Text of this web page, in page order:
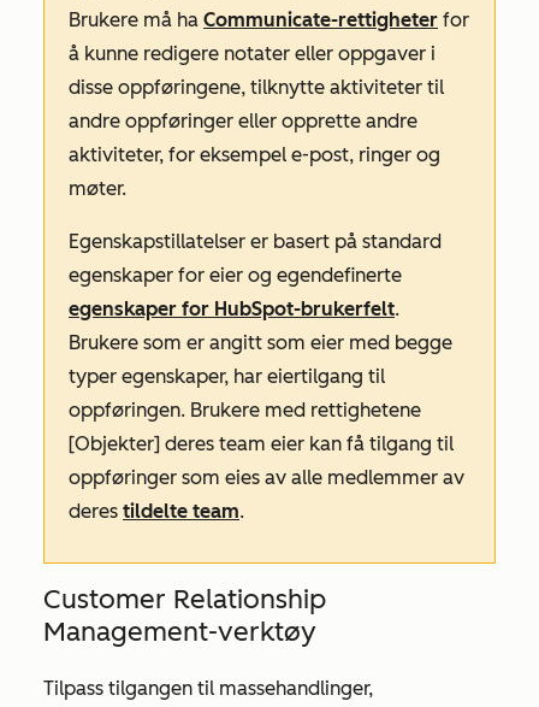
Brukere må ha Communicate-rettigheter for
å kunne redigere notater eller oppgaver i
disse oppføringene, tilknytte aktiviteter til
andre oppføringer eller opprette andre
aktiviteter, for eksempel e-post, ringer og
møter.
Egenskapstillatelser er basert på standard
egenskaper for eier og egendefinerte
egenskaper for HubSpot-brukerfelt.
Brukere som er angitt som eier med begge
typer egenskaper, har eiertilgang til
oppføringen. Brukere med rettighetene
[Objekter] deres team eier kan få tilgang til
oppføringer som eies av alle medlemmer av
deres tildelte team.
Customer Relationship
Management-verktøy
Tilpass tilgangen til massehandlinger,